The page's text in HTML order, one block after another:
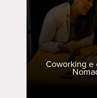
Coworking e